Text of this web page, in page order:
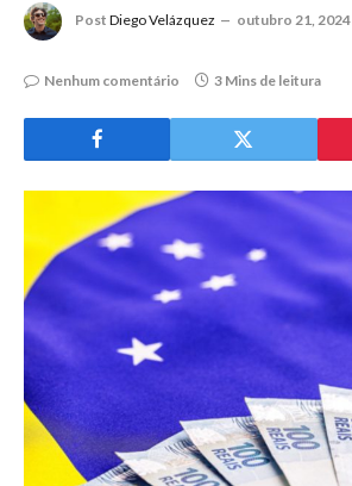
Post Diego Velázquez outubro 21, 2024
Nenhum comentário 3 Mins de leitura